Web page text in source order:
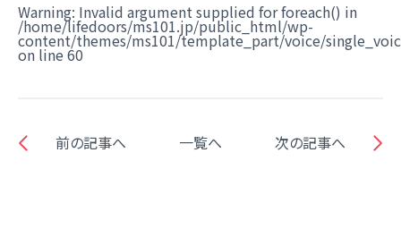
Warning: Invalid argument supplied for foreach() in
/home/lifedoors/ms101.jp/public_html/wp-
content/themes/ms101/template_part/voice/
on line 60
前の記事へ 一覧へ 次の記事へ